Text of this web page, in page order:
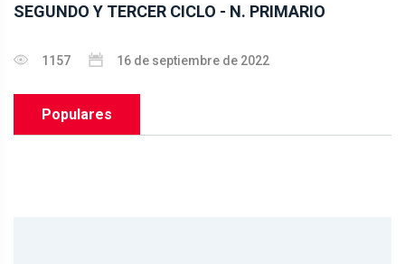
SEGUNDO Y TERCER CICLO - N. PRIMARIO
1157 16 de septiembre de 2022
Populares